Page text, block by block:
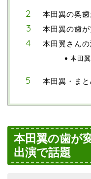
本田翼の奥
本田翼の歯
本田翼さん
本田
本田翼・まと
本田翼の歯が
出演で話題